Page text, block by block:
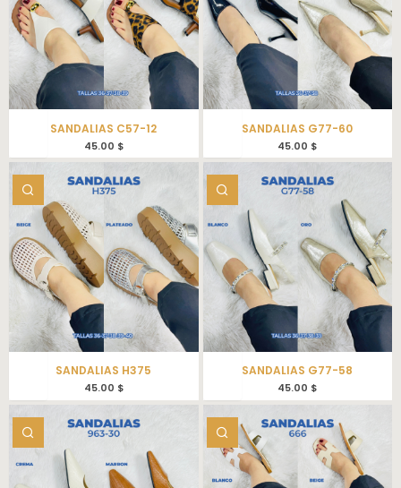
SANDALIAS C57-12
45.00 $
SANDALIAS G77-60
45.00 $
SANDALIAS H375
45.00 $
SANDALIAS G77-58
45.00 $